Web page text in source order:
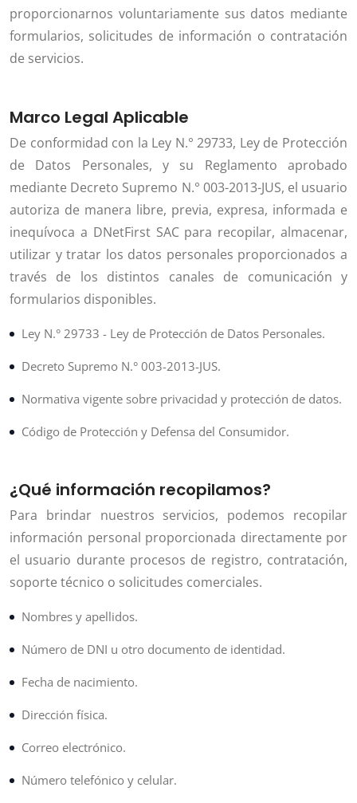
proporcionarnos voluntariamente sus datos mediante
formularios, solicitudes de información o contratación
de servicios.
Marco Legal Aplicable
De conformidad con la Ley N.° 29733, Ley de Protección
de Datos Personales, y su Reglamento aprobado
mediante Decreto Supremo N.° 003-2013-JUS, el usuario
autoriza de manera libre, previa, expresa, informada e
inequívoca a DNetFirst SAC para recopilar, almacenar,
utilizar y tratar los datos personales proporcionados a
través de los distintos canales de comunicación y
formularios disponibles.
Ley N.° 29733 - Ley de Protección de Datos Personales.
Decreto Supremo N.° 003-2013-JUS.
Normativa vigente sobre privacidad y protección de datos.
Código de Protección y Defensa del Consumidor.
¿Qué información recopilamos?
Para brindar nuestros servicios, podemos recopilar
información personal proporcionada directamente por
el usuario durante procesos de registro, contratación,
soporte técnico o solicitudes comerciales.
Nombres y apellidos.
Número de DNI u otro documento de identidad.
Fecha de nacimiento.
Dirección física.
Correo electrónico.
Número telefónico y celular.